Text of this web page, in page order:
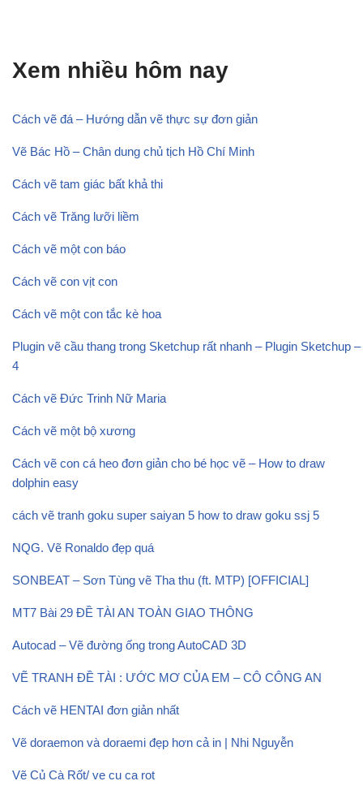
Xem nhiều hôm nay
Cách vẽ đá – Hướng dẫn vẽ thực sự đơn giản
Vẽ Bác Hồ – Chân dung chủ tịch Hồ Chí Minh
Cách vẽ tam giác bất khả thi
Cách vẽ Trăng lưỡi liềm
Cách vẽ một con báo
Cách vẽ con vịt con
Cách vẽ một con tắc kè hoa
Plugin vẽ cầu thang trong Sketchup rất nhanh – Plugin Sketchup –
4
Cách vẽ Đức Trinh Nữ Maria
Cách vẽ một bộ xương
Cách vẽ con cá heo đơn giản cho bé học vẽ – How to draw
dolphin easy
cách vẽ tranh goku super saiyan 5 how to draw goku ssj 5
NQG. Vẽ Ronaldo đẹp quá
SONBEAT – Sơn Tùng vẽ Tha thu (ft. MTP) [OFFICIAL]
MT7 Bài 29 ĐỀ TÀI AN TOÀN GIAO THÔNG
Autocad – Vẽ đường ống trong AutoCAD 3D
VẼ TRANH ĐỀ TÀI : ƯỚC MƠ CỦA EM – CÔ CÔNG AN
Cách vẽ HENTAI đơn giản nhất
Vẽ doraemon và doraemi đẹp hơn cả in | Nhi Nguyễn
Vẽ Củ Cà Rốt/ ve cu ca rot